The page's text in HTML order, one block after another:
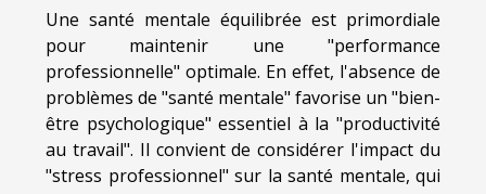
Une santé mentale équilibrée est primordiale
pour maintenir une "performance
professionnelle" optimale. En effet, l'absence de
problèmes de "santé mentale" favorise un "bien-
être psychologique" essentiel à la "productivité
au travail". Il convient de considérer l'impact du
"stress professionnel" sur la santé mentale, qui